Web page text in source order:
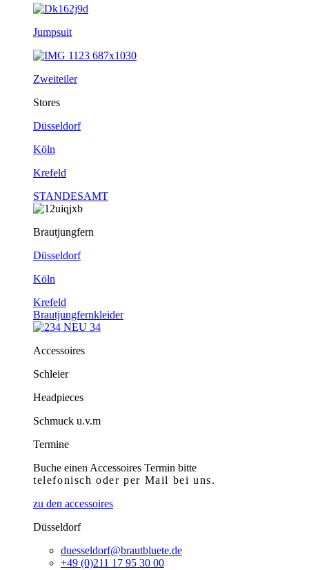
Jumpsuit
Zweiteiler
Stores
Düsseldorf
Köln
Krefeld
STANDESAMT
Brautjungfern
Düsseldorf
Köln
Krefeld
Brautjungfernkleider
Accessoires
Schleier
Headpieces
Schmuck u.v.m
Termine
Buche einen Accessoires Termin bitte
telefonischoder per Mail bei uns.
zu den accessoires
Düsseldorf
duesseldorf@brautbluete.de
+49 (0)211 17 95 30 00